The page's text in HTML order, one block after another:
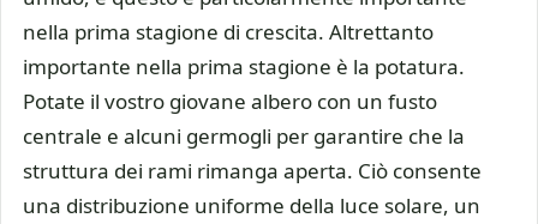
nella prima stagione di crescita. Altrettanto
importante nella prima stagione è la potatura.
Potate il vostro giovane albero con un fusto
centrale e alcuni germogli per garantire che la
struttura dei rami rimanga aperta. Ciò consente
una distribuzione uniforme della luce solare, un